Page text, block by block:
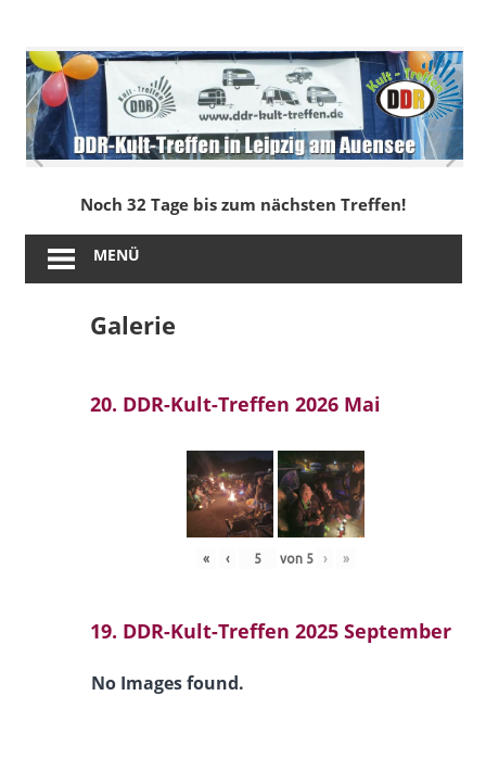
springen
DDR-
Kult-
Treffen
in
Leipzig
am
Noch 32 Tage bis zum nächsten Treffen!
MENÜ
Galerie
20. DDR-Kult-Treffen 2026 Mai
« ‹ von 5 › »
19. DDR-Kult-Treffen 2025 September
No Images found.